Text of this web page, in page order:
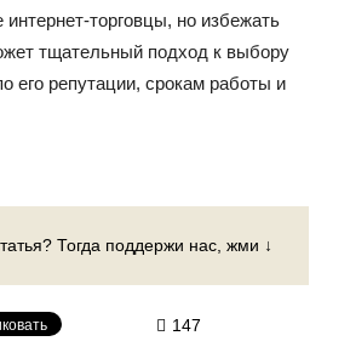
торговцы, но избежать
тщательный подход к выбору
его репутации, срокам работы и
Тогда поддержи нас, жми ↓
147